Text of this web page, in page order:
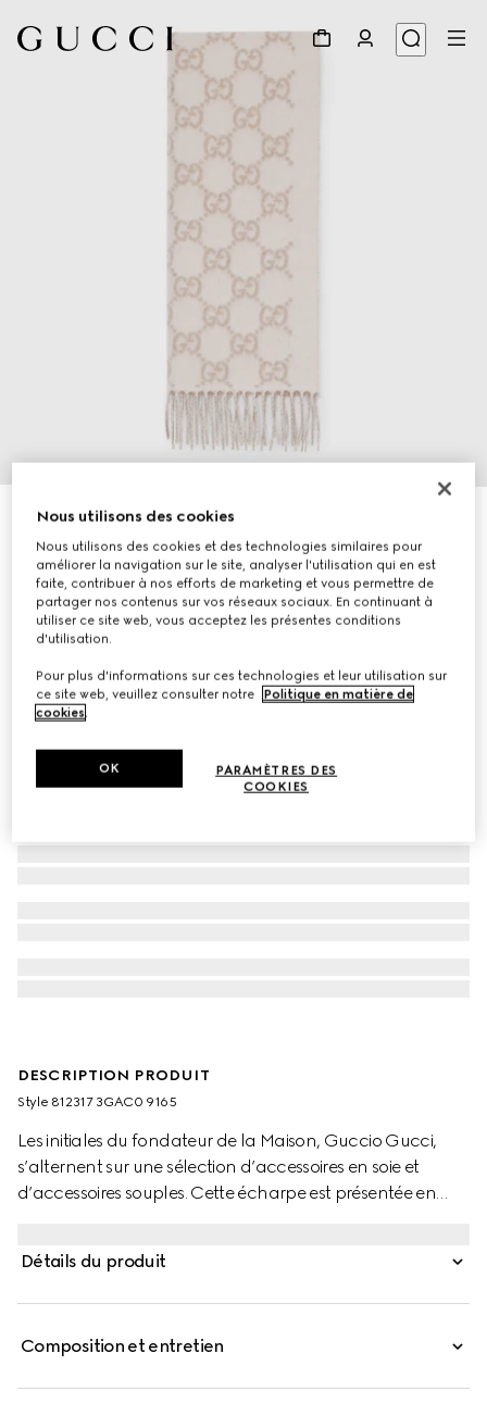
Écharpe cachemire GG
€ 790
Déclinaisonsblanc et marron
DESCRIPTION PRODUIT
Style ‎812317 3GAC0 9165
Les initiales du fondateur de la Maison, Guccio Gucci,
s’alternent sur une sélection d’accessoires en soie et
d’accessoires souples. Cette écharpe est présentée en
Détails du produit
Composition et entretien
Nous utilisons des cookies
Nous utilisons des cookies et des technologies similaires pour
améliorer la navigation sur le site, analyser l'utilisation qui en est
faite, contribuer à nos efforts de marketing et vous permettre de
partager nos contenus sur vos réseaux sociaux. En continuant à
utiliser ce site web, vous acceptez les présentes conditions
d'utilisation.
Pour plus d'informations sur ces technologies et leur utilisation sur
ce site web, veuillez consulter notre
Politique en matière de
cookies.
PARAMÈTRES DES
COOKIES
OK